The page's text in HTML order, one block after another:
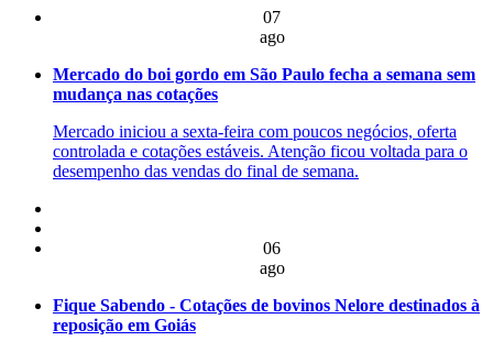
07
ago
Mercado do boi gordo em São Paulo fecha a semana sem
mudança nas cotações
Mercado iniciou a sexta-feira com poucos negócios, oferta
controlada e cotações estáveis. Atenção ficou voltada para o
desempenho das vendas do final de semana.
06
ago
Fique Sabendo - Cotações de bovinos Nelore destinados à
reposição em Goiás